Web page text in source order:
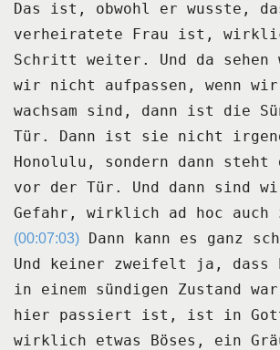
Das ist, obwohl er wusste,
verheiratete Frau ist,
Schritt weiter.
Und da
wir nicht aufpassen, wenn
wachsam sind, dann ist die
Tür.
Dann ist sie nicht
Honolulu, sondern dann steht
vor der Tür.
Und dann sind
Gefahr, wirklich ad hoc auch
(00:07:03)
Dann kann es ganz
Und keiner zweifelt ja, dass
in einem sündigen Zustand
hier passiert ist, ist in
wirklich etwas Böses, ein